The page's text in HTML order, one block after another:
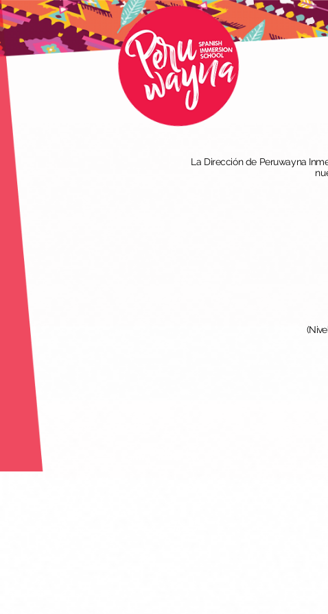
La Dirección de Peruwayna